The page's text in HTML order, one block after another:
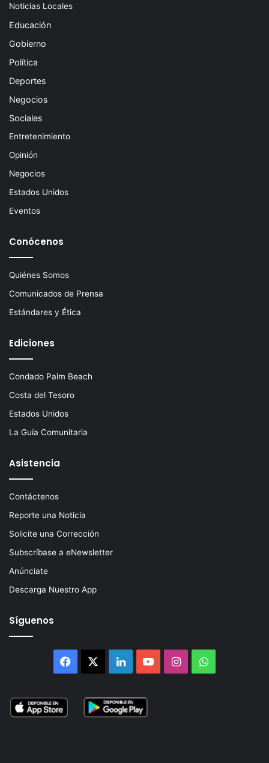
Noticias Locales
Educación
Gobierno
Política
Deportes
Negocios
Sociales
Entretenimiento
Opinión
Negocios
Estados Unidos
Eventos
Conócenos
Quiénes Somos
Comunicados de Prensa
Estándares y Ética
Ediciones
Condado Palm Beach
Costa del Tesoro
Estados Unidos
La Guía Comunitaria
Asistencia
Contáctenos
Reporte una Noticia
Solicite una Corrección
Subscríbase a eNewsletter
Anúnciate
Descarga Nuestro App
Síguenos
Facebook LinkedInYouTubeInstagramWhatsApp